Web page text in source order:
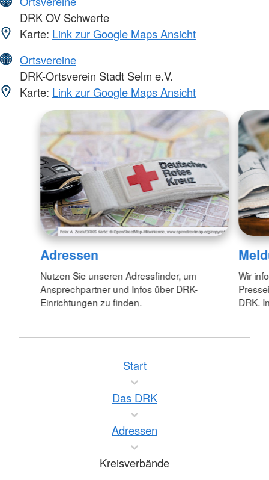
DRK OV Schwerte
Karte: Link zur Google Maps Ansicht
Ortsvereine
DRK-Ortsverein Stadt Selm e.V.
Karte: Link zur Google Maps Ansicht
Adressen
Nutzen Sie unseren Adressfinder, um
Ansprechpartner und Infos über DRK-
Einrichtungen zu finden.
Wir
DRK.
Start
Das DRK
Adressen
Kreisverbände